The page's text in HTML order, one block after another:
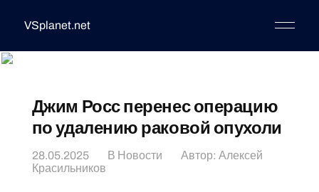
VSplanet.net
Джим Росс перенес операцию
по удалению раковой опухоли
28.05.2025 В Новости Автор: Алексей
Красильников